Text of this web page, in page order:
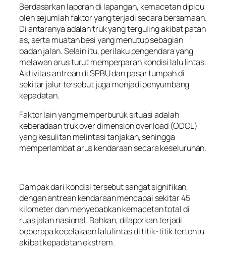
Berdasarkan laporan di lapangan, kemacetan dipicu
oleh sejumlah faktor yang terjadi secara bersamaan.
Di antaranya adalah truk yang terguling akibat patah
as, serta muatan besi yang menutup sebagian
badan jalan. Selain itu, perilaku pengendara yang
melawan arus turut memperparah kondisi lalu lintas.
Aktivitas antrean di SPBU dan pasar tumpah di
sekitar jalur tersebut juga menjadi penyumbang
kepadatan.
Faktor lain yang memperburuk situasi adalah
keberadaan truk over dimension over load (ODOL)
yang kesulitan melintasi tanjakan, sehingga
memperlambat arus kendaraan secara keseluruhan.
Dampak dari kondisi tersebut sangat signifikan,
dengan antrean kendaraan mencapai sekitar 45
kilometer dan menyebabkan kemacetan total di
ruas jalan nasional. Bahkan, dilaporkan terjadi
beberapa kecelakaan lalu lintas di titik-titik tertentu
akibat kepadatan ekstrem.